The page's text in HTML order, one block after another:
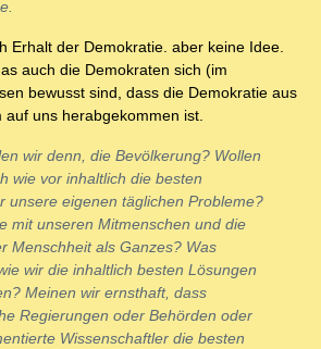
Erhalt der Demokratie. aber keine Idee.
auch die Demokraten sich (im
bewusst sind, dass die Demokratie aus
uns herabgekommen ist.
wir denn, die Bevölkerung? Wollen
wie vor inhaltlich die besten
unsere eigenen täglichen Probleme?
mit unseren Mitmenschen und die
Menschheit als Ganzes? Was
wir die inhaltlich besten Lösungen
Meinen wir ernsthaft, dass
Regierungen oder Behörden oder
Wissenschaftler die besten